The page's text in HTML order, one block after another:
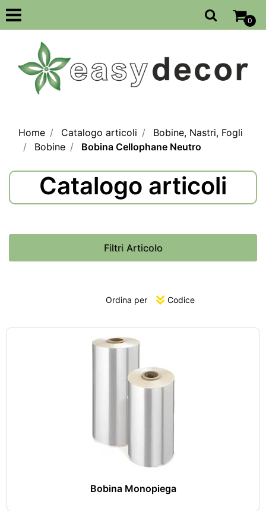
Open
0
Home Catalogo articoli
Bobine, Nastri, Fogli
Bobine
Bobina Cellophane Neutro
Catalogo articoli
Filtri Articolo
Ordina per
Bobina Monopiega